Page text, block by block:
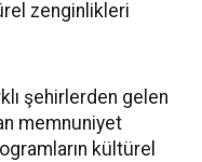
zenginlikleri
şehirlerden gelen
memnuniyet
kültürel